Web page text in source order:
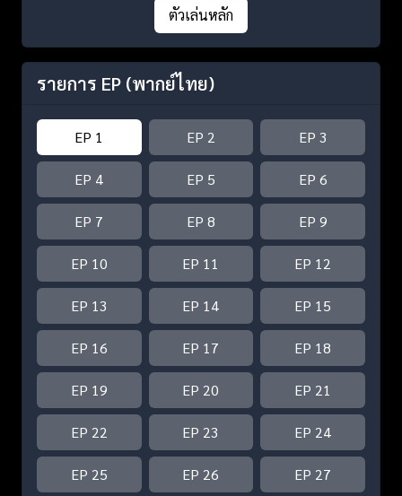
ตัวเล่นหลัก
รายการ EP (พากย์ไทย)
EP 1 EP 2 EP 3
EP 4 EP 5 EP 6
EP 7 EP 8 EP 9
EP 10 EP 11 EP 12
EP 13 EP 14 EP 15
EP 16 EP 17 EP 18
EP 19 EP 20 EP 21
EP 22 EP 23 EP 24
EP 25 EP 26 EP 27